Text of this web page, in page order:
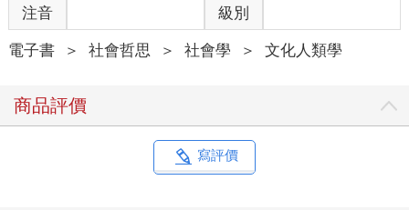
度。
因此，我們採取的時間透鏡往往取決於我們想了解的對象。在地
球長達長達四、五十億年的地質時間裡，世界上所有的河流都只
Bang），而十二月三十一日的午夜代表現在，那麼直到六月為
止，地球上只有單細胞微生物，如藻類、細菌與變形蟲。2最初的
人類出現在十二月三十一日。大多數河流直到末次冰盛期由盛轉
衰之時，才轉變成我們今日熟悉的面貌，時間大概距今二萬年
注音 級別
電子書 ＞ 社會哲思 ＞ 社會學 ＞ 文化人類學
商品評價
寫評價